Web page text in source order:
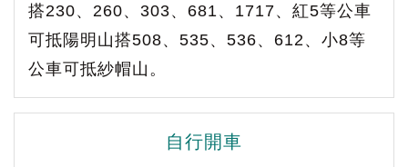
搭230、260、303、681、1717、紅5等公車
可抵陽明山搭508、535、536、612、小8等
公車可抵紗帽山。
自行開車